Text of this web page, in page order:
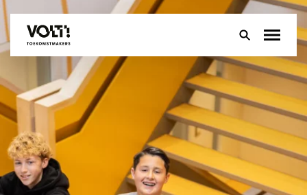
Over
Onderwijs
Leerlingen